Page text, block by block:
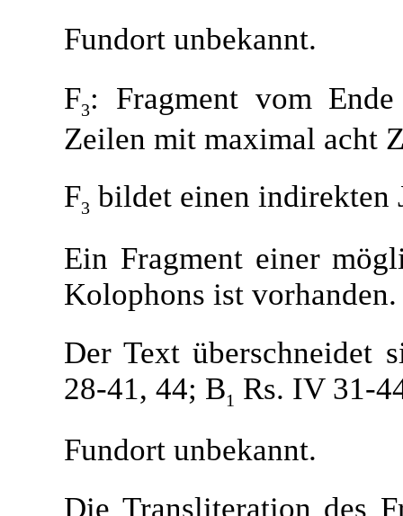
Fundort unbekannt.
F3: Fragment vom
Zeilen mit maximal acht
F3 bildet einen indirekten
Ein Fragment einer
Kolophons ist vorhanden.
Der Text überschneidet
28-41, 44; B1 Rs. IV 31-
Fundort unbekannt.
Die Transliteration des